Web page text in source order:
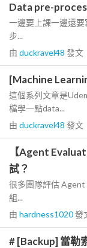
Data pre-
一邊要上課一邊還
步...
由 duckravel48 發文
[Machine
這個系列文章是
檔學一點data...
由 duckravel48 發文
【Agent
試？
很多團隊評估
組...
由 hardness1020發
# [Backup] 當勒